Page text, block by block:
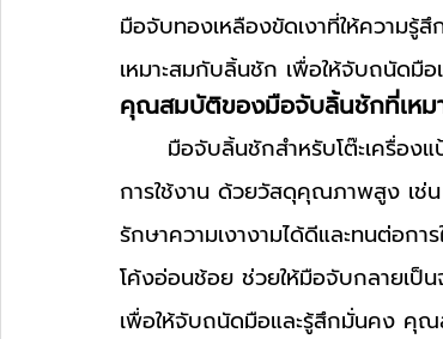
มือจับทองเหลืองขัดเงาที่ให้ความ
เหมาะสมกับลิ้นชัก เพื่อให้จับถนัดมื
คุณสมบัติของมือจับลิ้นชักที่เหมา
การใช้งาน ด้วยวัสดุคุณภาพสูง เช่
รักษาความเงางามได้ดีและทนต่อกา
โค้งอ่อนช้อย ช่วยให้มือจับกลายเป็
เพื่อให้จับถนัดมือและรู้สึกมั่นคง คุณ